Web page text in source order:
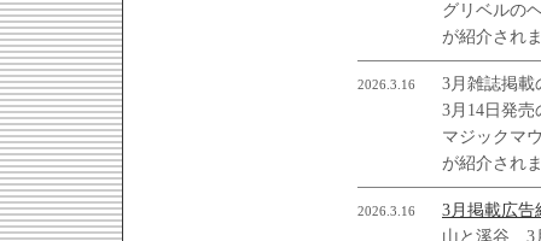
グリベルの
が紹介され
2026.3.16
3月雑誌掲載
3月14日発
マジックマ
が紹介され
2026.3.16
3月掲載広告
山と溪谷 3